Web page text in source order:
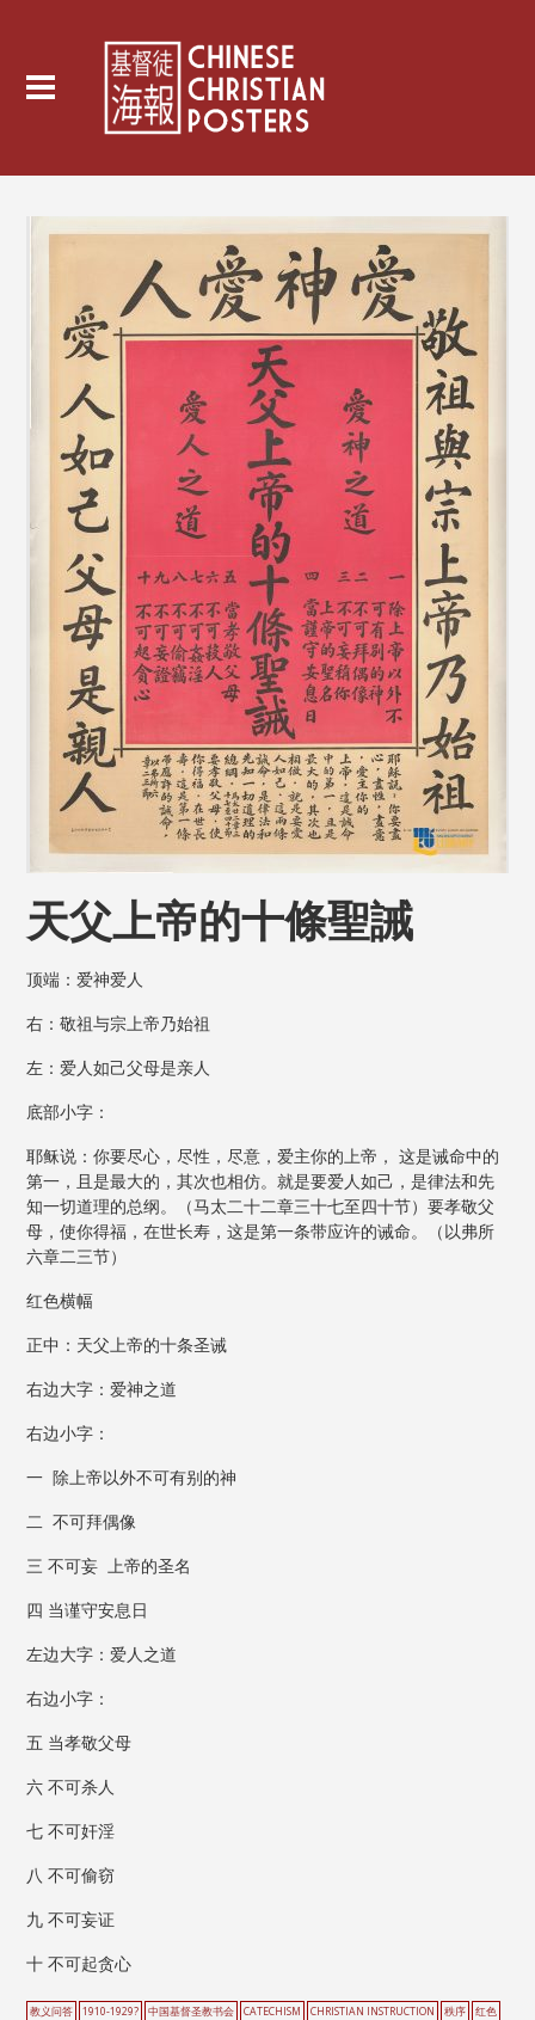
天父上帝的十條聖誡
顶端：爱神爱人
右：敬祖与宗上帝乃始祖
左：爱人如己父母是亲人
底部小字：
耶稣说：你要尽心，尽性，尽意，爱主你的上帝， 这是诫命中的
第一，且是最大的，其次也相仿。就是要爱人如己，是律法和先
知一切道理的总纲。（马太二十二章三十七至四十节）要孝敬父
母，使你得福，在世长寿，这是第一条带应许的诫命。（以弗所
六章二三节）
红色横幅
正中：天父上帝的十条圣诫
右边大字：爱神之道
右边小字：
一 除上帝以外不可有别的神
二 不可拜偶像
三 不可妄 上帝的圣名
四 当谨守安息日
左边大字：爱人之道
右边小字：
五 当孝敬父母
六 不可杀人
七 不可奸淫
八 不可偷窃
九 不可妄证
十 不可起贪心
教义问答 1910-1929? 中国基督圣教书会 CATECHISM CHRISTIAN INSTRUCTION 秩序
红色